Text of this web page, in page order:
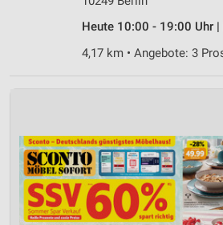
Heute 10:00 - 19:00 Uhr |
4,17 km • Angebote: 3